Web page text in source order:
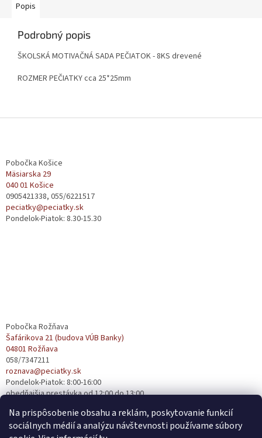
Na prispôsobenie obsahu a reklám, poskytovanie funkcií
sociálnych médií a analýzu návštevnosti používame súbory
Popis
Podrobný popis
ŠKOLSKÁ MOTIVAČNÁ SADA PEČIATOK - 8KS drevené
ROZMER PEČIATKY cca 25*25mm
Pobočka Košice
Mäsiarska 29
040 01 Košice
0905421338, 055/6221517
peciatky@peciatky.sk
Pondelok-Piatok: 8.30-15.30
Pobočka Rožňava
Šafárikova 21 (budova VÚB Banky)
04801 Rožňava
058/7347211
roznava@peciatky.sk
Pondelok-Piatok: 8:00-16:00
obedňajšia prestávka od 12:00 do 13:00